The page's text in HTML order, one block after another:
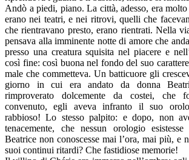
Andò a piedi, piano. La città, adesso, era
erano nei teatri, e nei ritrovi, quelli che
che rientravano presto, erano rientrati. Nella
pensava alla imminente notte di amore che
presso una creatura squisita nel piacere e
così fine: così buona nel fondo del suo
male che commetteva. Un batticuore gli
giorno in cui era andato da donna
rimproverato dolcemente da costei, che
convenuto, egli aveva infranto il suo
rabbioso! Lo stesso palpito: e dopo, non
tenacemente, che nessun orologio
Beatrice non conoscesse mai l’ora, mai più, e
suoi continui ritardi? Che fastidiose memorie!